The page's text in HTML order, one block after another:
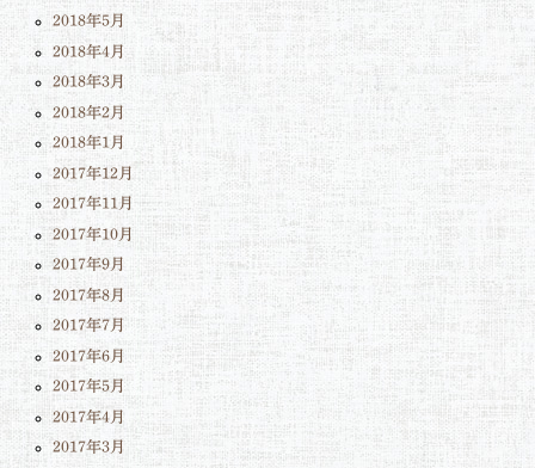
2018年5月
2018年4月
2018年3月
2018年2月
2018年1月
2017年12月
2017年11月
2017年10月
2017年9月
2017年8月
2017年7月
2017年6月
2017年5月
2017年4月
2017年3月